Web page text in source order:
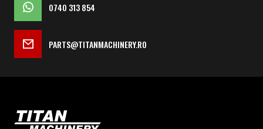
0740 313 854
PARTS@TITANMACHINERY.RO